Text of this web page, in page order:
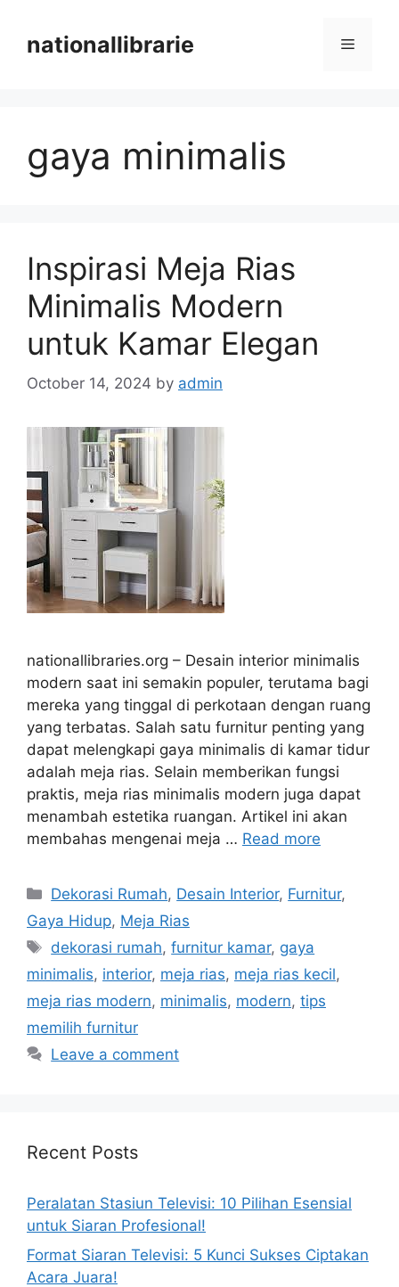
contentnationallibrarie Menu
gaya minimalis
Inspirasi Meja Rias
Minimalis Modern
untuk Kamar Elegan
October 14, 2024 by admin
nationallibraries.org – Desain interior minimalis
modern saat ini semakin populer, terutama bagi
mereka yang tinggal di perkotaan dengan ruang
yang terbatas. Salah satu furnitur penting yang
dapat melengkapi gaya minimalis di kamar tidur
adalah meja rias. Selain memberikan fungsi
praktis, meja rias minimalis modern juga dapat
menambah estetika ruangan. Artikel ini akan
membahas mengenai meja … Read more
Categories
Dekorasi Rumah, Desain Interior, Furnitur,
Gaya Hidup, Meja Rias
Tags
dekorasi rumah,furnitur kamar, gaya
minimalis, interior, meja rias, meja rias kecil,
meja rias modern, minimalis, modern, tips
memilih furnitur
Leave a comment
Recent Posts
Peralatan Stasiun Televisi: 10 Pilihan Esensial
untuk Siaran Profesional!
Format Siaran Televisi: 5 Kunci Sukses Ciptakan
Acara Juara!